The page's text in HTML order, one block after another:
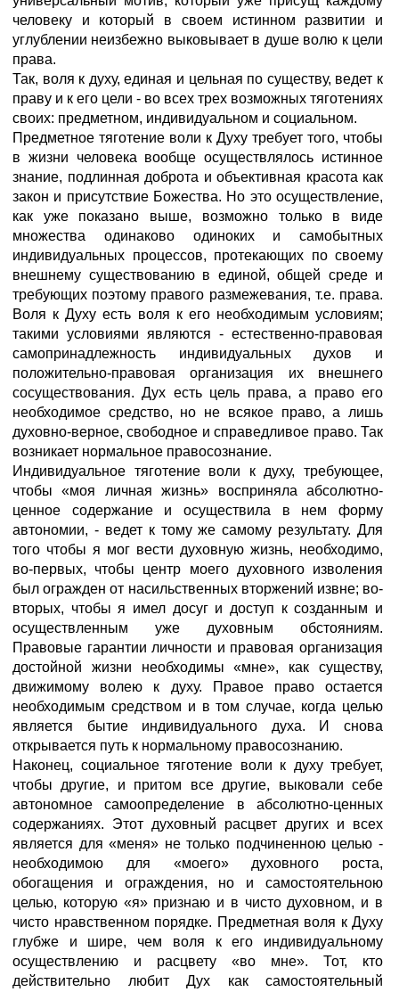
человеку и который в своем истинном развитии и
углублении неизбежно выковывает в душе волю к цели
права.
Так, воля к духу, единая и цельная по существу, ведет к
праву и к его цели - во всех трех возможных тяготениях
своих: предметном, индивидуальном и социальном.
Предметное тяготение воли к Духу требует того, чтобы
в жизни человека вообще осуществлялось истинное
знание, подлинная доброта и объективная красота как
закон и присутствие Божества. Но это осуществление,
как уже показано выше, возможно только в виде
множества одинаково одиноких и самобытных
индивидуальных процессов, протекающих по своему
внешнему существованию в единой, общей среде и
требующих поэтому правого размежевания, т.е. права.
Воля к Духу есть воля к его необходимым условиям;
такими условиями являются - естественно-правовая
самопринадлежность индивидуальных духов и
положительно-правовая организация их внешнего
сосуществования. Дух есть цель права, а право его
необходимое средство, но не всякое право, а лишь
духовно-верное, свободное и справедливое право. Так
возникает нормальное правосознание.
Индивидуальное тяготение воли к духу, требующее,
чтобы «моя личная жизнь» восприняла абсолютно-
ценное содержание и осуществила в нем форму
автономии, - ведет к тому же самому результату. Для
того чтобы я мог вести духовную жизнь, необходимо,
во-первых, чтобы центр моего духовного изволения
был огражден от насильственных вторжений извне; во-
вторых, чтобы я имел досуг и доступ к созданным и
осуществленным уже духовным обстояниям.
Правовые гарантии личности и правовая организация
достойной жизни необходимы «мне», как существу,
движимому волею к духу. Правое право остается
необходимым средством и в том случае, когда целью
является бытие индивидуального духа. И снова
открывается путь к нормальному правосознанию.
Наконец, социальное тяготение воли к духу требует,
чтобы другие, и притом все другие, выковали себе
автономное самоопределение в абсолютно-ценных
содержаниях. Этот духовный расцвет других и всех
является для «меня» не только подчиненною целью -
необходимою для «моего» духовного роста,
обогащения и ограждения, но и самостоятельною
целью, которую «я» признаю и в чисто духовном, и в
чисто нравственном порядке. Предметная воля к Духу
глубже и шире, чем воля к его индивидуальному
осуществлению и расцвету «во мне». Тот, кто
действительно любит Дух как самостоятельный